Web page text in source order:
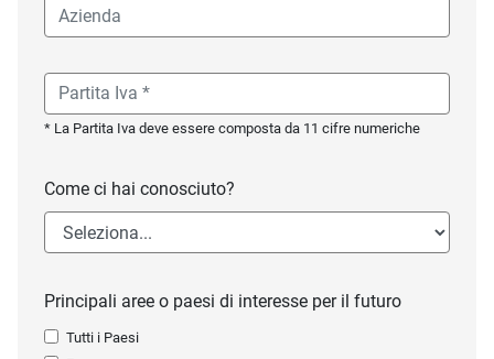
* La Partita Iva deve essere composta da 11 cifre numeriche
Come ci hai conosciuto?
Principali aree o paesi di interesse per il futuro
Tutti i Paesi